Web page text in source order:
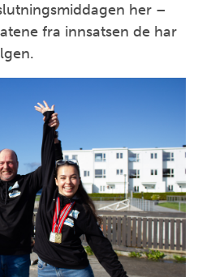
her –
fra innsatsen de har